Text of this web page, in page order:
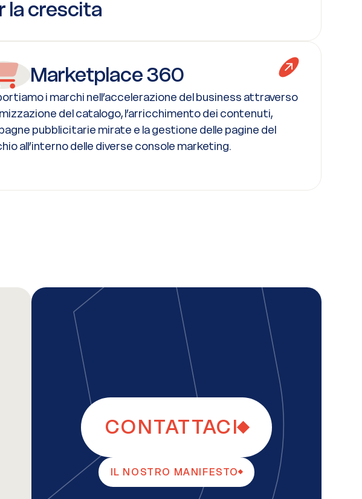
la crescita
Marketplace 360
i marchi nell’accelerazione del business attraverso
del catalogo, l’arricchimento dei contenuti,
pubblicitarie mirate e la gestione delle pagine del
all’interno delle diverse console marketing.
CONTATTACI
IL NOSTRO MANIFESTO